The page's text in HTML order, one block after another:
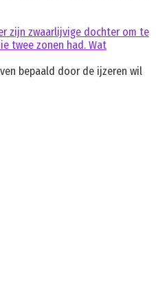
zijn zwaarlijvige dochter om te
twee zonen had. Wat
bepaald door de ijzeren wil